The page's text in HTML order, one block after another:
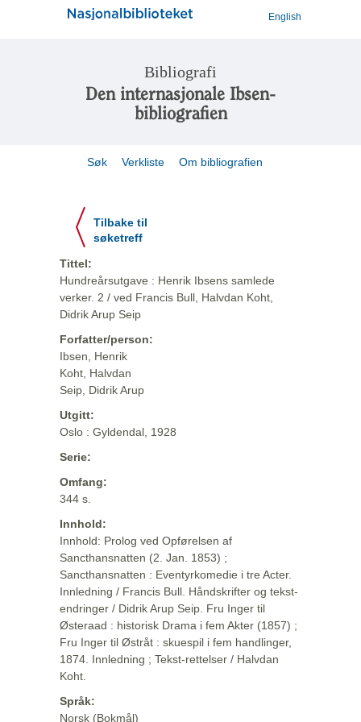
English
Bibliografi
Den internasjonale Ibsen-
bibliografien
Søk Verkliste Om bibliografien
Tilbake til
søketreff
Tittel:
Hundreårsutgave : Henrik Ibsens samlede
verker. 2 / ved Francis Bull, Halvdan Koht,
Didrik Arup Seip
Forfatter/person:
Ibsen, Henrik
Koht, Halvdan
Seip, Didrik Arup
Utgitt:
Oslo : Gyldendal, 1928
Serie:
Omfang:
344 s.
Innhold:
Innhold: Prolog ved Opførelsen af
Sancthansnatten (2. Jan. 1853) ;
Sancthansnatten : Eventyrkomedie i tre Acter.
Innledning / Francis Bull. Håndskrifter og tekst-
endringer / Didrik Arup Seip. Fru Inger til
Østeraad : historisk Drama i fem Akter (1857) ;
Fru Inger til Østråt : skuespil i fem handlinger,
1874. Innledning ; Tekst-rettelser / Halvdan
Koht.
Språk:
Norsk (Bokmål)